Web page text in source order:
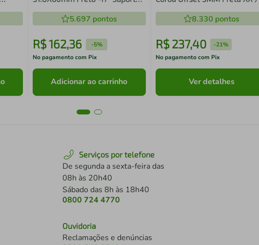
5.697 pontos
R$162,36 -5%
No pagamento com Pix
Adicionar ao carrinho
8.330 pontos
R$ 237,40 -21%
No pagamento com Pix
Ver detalhes
Serviços por telefone
De segunda a sexta-feira das
08h às 20h40
Sábado das 8h às 18h40
0800 724 4770
Ouvidoria
Reclamações e denúncias